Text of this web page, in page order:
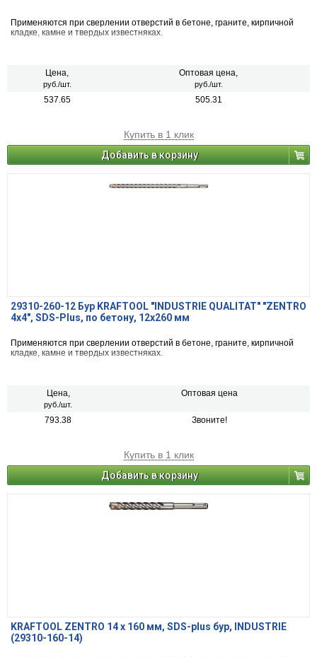
Применяются при сверлении отверстий в бетоне, граните, кирпичной
кладке, камне и твердых известняках.
Цена,
руб./шт.
Оптовая цена,
руб./шт.
537.65 505.31
Купить в 1 клик
Добавить в корзину
29310-260-12 Бур KRAFTOOL "INDUSTRIE QUALITAT" "ZENTRO
4х4", SDS-Plus, по бетону, 12х260 мм
Применяются при сверлении отверстий в бетоне, граните, кирпичной
кладке, камне и твердых известняках.
Цена,
руб./шт.
Оптовая цена
793.38 Звоните!
Купить в 1 клик
Добавить в корзину
KRAFTOOL ZENTRO 14 x 160 мм, SDS-plus бур, INDUSTRIE
(29310-160-14)